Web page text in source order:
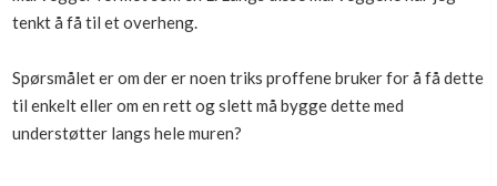
tenkt å få til et overheng.
Spørsmålet er om der er noen triks proffene bruker for å få dette
til enkelt eller om en rett og slett må bygge dette med
understøtter langs hele muren?